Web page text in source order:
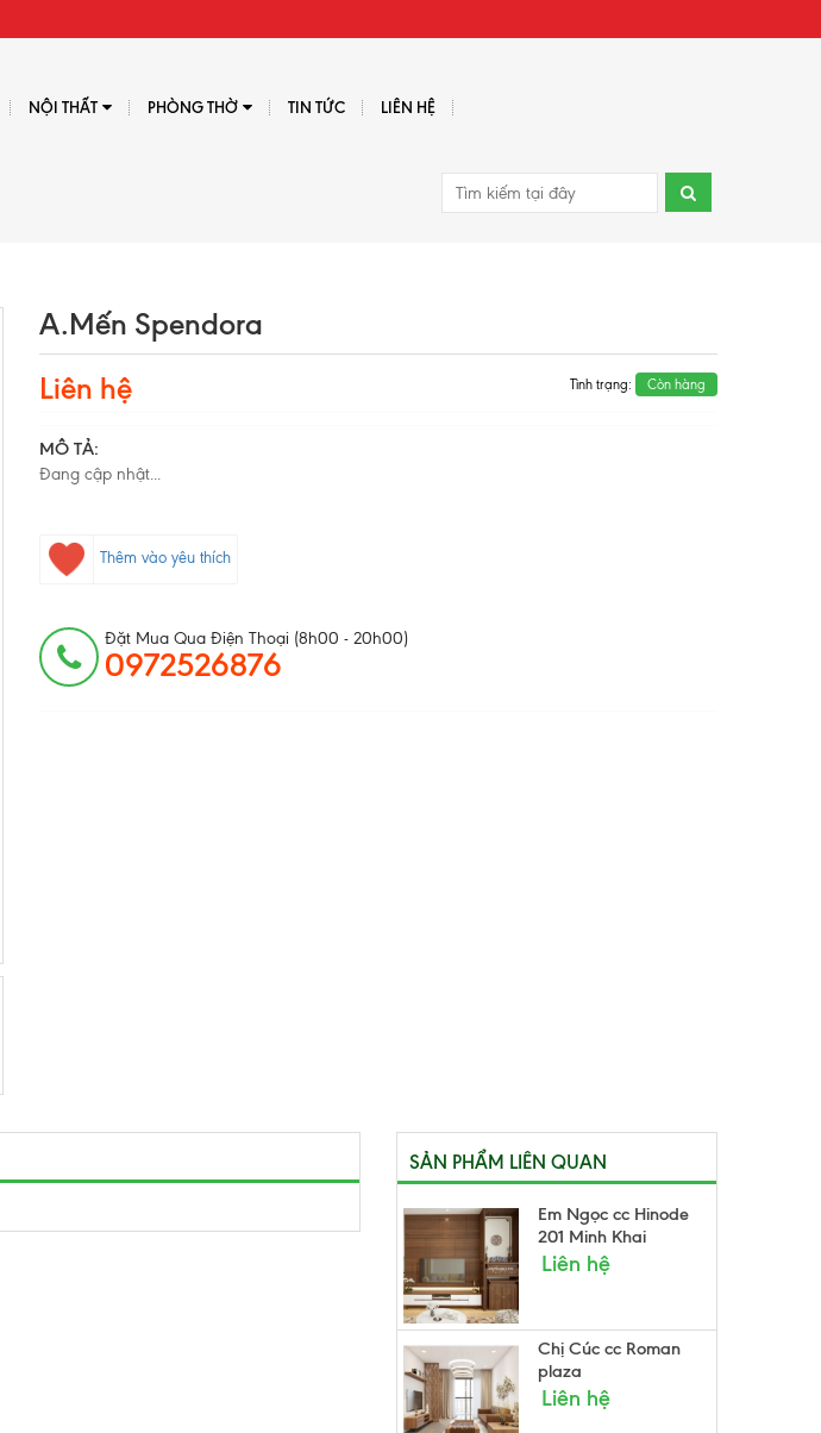
NỘI THẤT PHÒNG THỜ TIN TỨC LIÊN HỆ
A.Mến Spendora
Liên hệ
Tình trạng: Còn hàng
MÔ TẢ:
Đang cập nhật...
Thêm vào yêu thích
Đặt Mua Qua Điện Thoại (8h00 - 20h00)
0972526876
SẢN PHẨM LIÊN QUAN
Em Ngọc cc Hinode
201 Minh Khai
Liên hệ
Chị Cúc cc Roman
plaza
Liên hệ